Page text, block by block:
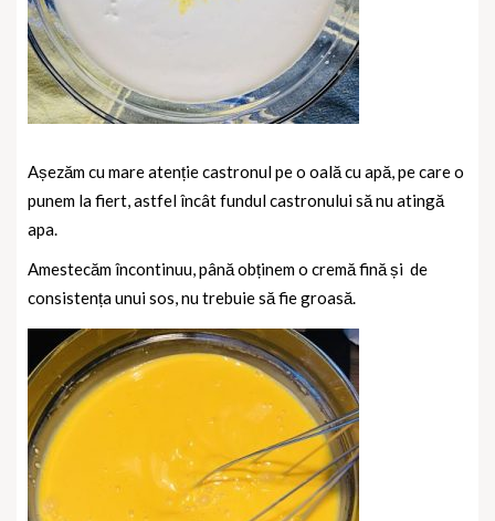
Așezăm cu mare atenție castronul pe o oală cu apă, pe care o
punem la fiert, astfel încât fundul castronului să nu atingă
apa.
Amestecăm încontinuu, până obținem o cremă fină și de
consistența unui sos, nu trebuie să fie groasă.